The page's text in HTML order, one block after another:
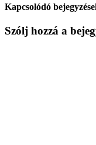
Kapcsolódó
Szólj hozzá a